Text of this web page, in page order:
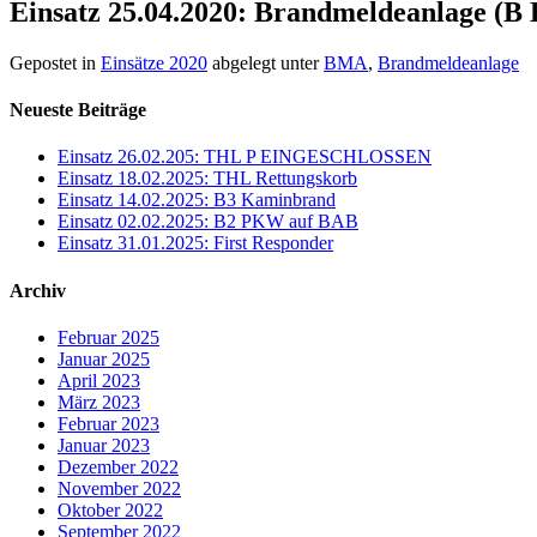
Einsatz 25.04.2020: Brandmeldeanlage (B
Gepostet in Einsätze 2020 abgelegt unterBMA, Brandmeldeanlage
Neueste Beiträge
Einsatz 26.02.205: THL P EINGESCHLOSSEN
Einsatz 18.02.2025: THL Rettungskorb
Einsatz 14.02.2025: B3 Kaminbrand
Einsatz 02.02.2025: B2 PKW auf BAB
Einsatz 31.01.2025: First Responder
Archiv
Februar 2025
Januar 2025
April 2023
März 2023
Februar 2023
Januar 2023
Dezember 2022
November 2022
Oktober 2022
September 2022